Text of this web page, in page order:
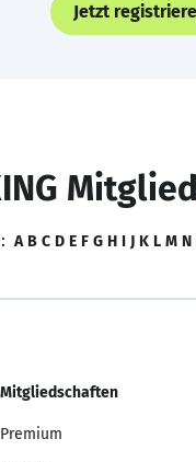
Jetzt
A B C D E F G H I J K L M N
Mitgliedschaften
Premium